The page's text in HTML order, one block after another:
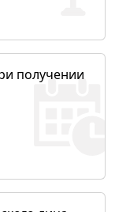
получении